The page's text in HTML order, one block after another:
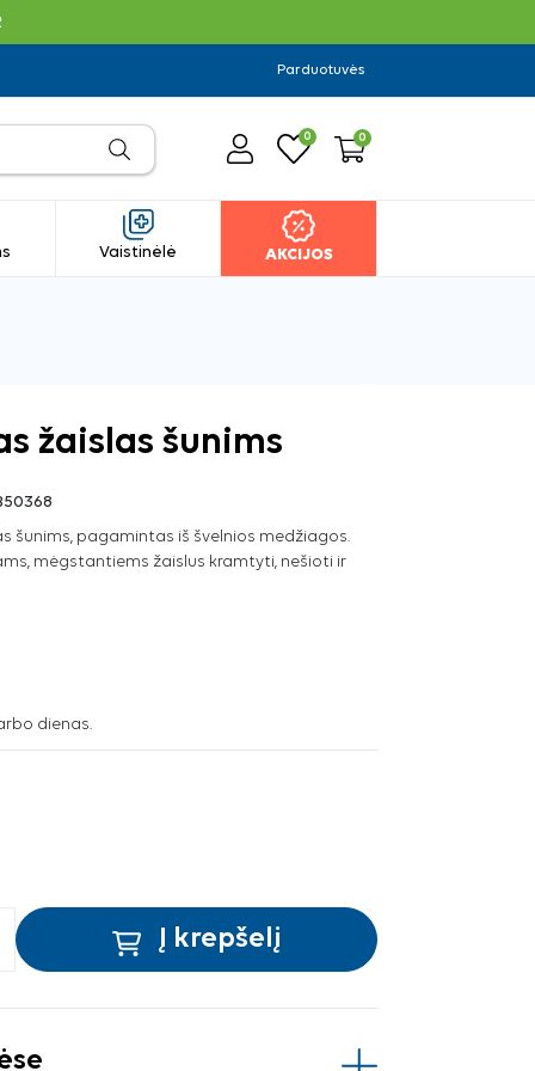
Parduotuvės
0 0
Vaistinėlė AKCIJOS
žaislas šunims
šunims, pagamintas iš švelnios medžiagos.
mėgstantiems žaislus kramtyti, nešioti ir
dienas.
Į krepšelį